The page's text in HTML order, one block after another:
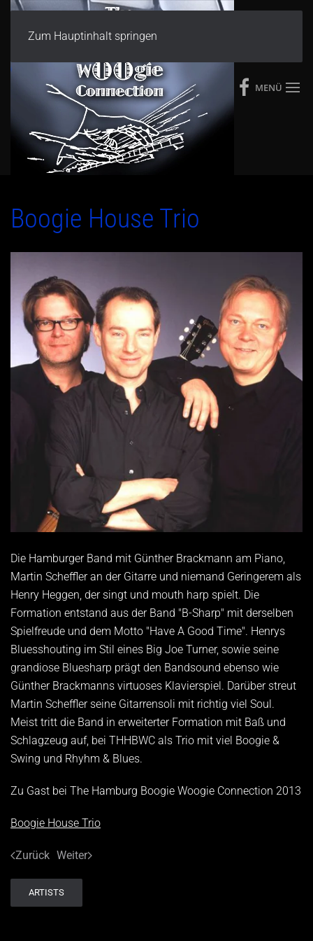
Zum Hauptinhalt springen
MENÜ
Boogie House Trio
Die Hamburger Band mit Günther Brackmann am Piano,
Martin Scheffler an der Gitarre und niemand Geringerem als
Henry Heggen, der singt und mouth harp spielt. Die
Formation entstand aus der Band "B-Sharp" mit derselben
Spielfreude und dem Motto "Have A Good Time". Henrys
Bluesshouting im Stil eines Big Joe Turner, sowie seine
grandiose Bluesharp prägt den Bandsound ebenso wie
Günther Brackmanns virtuoses Klavierspiel. Darüber streut
Martin Scheffler seine Gitarrensoli mit richtig viel Soul.
Meist tritt die Band in erweiterter Formation mit Baß und
Schlagzeug auf, bei THHBWC als Trio mit viel Boogie &
Swing und Rhyhm & Blues.
Zu Gast bei The Hamburg Boogie Woogie Connection 2013
Boogie House Trio
Zurück Weiter
ARTISTS